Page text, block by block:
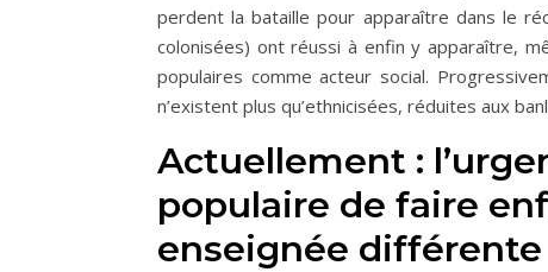
perdent la bataille pour apparaître dans le
colonisées) ont réussi à enfin y apparaître,
populaires comme acteur social.
n’existent plus qu’ethnicisées, réduites aux
Actuellement :
populaire de faire
enseignée différente